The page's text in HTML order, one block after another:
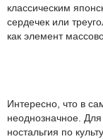
классическим
сердечек или
как элемент
Интересно, что в
неоднозначное.
ностальгия по